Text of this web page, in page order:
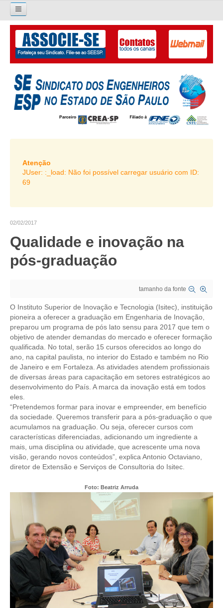
Pesquisar...
O SINDICATO
APRESENTAÇÃO
PALAVRA DO PRESIDENTE
DIRETORIA
LIVRO GESTÃO 2026-2029
SUBSEDES SINDICAIS
ORGANOGRAMA
CRESCE BRASIL
CONSELHO TECNOLÓGICO
CONSELHOS ASSESSORES
PERSONALIDADES DA TECNOLOGIA
NÚCLEO DA MULHER ENGENHEIRA
TRANSPARÊNCIA
JURÍDICO
CONSULTORIA
ACORDOS, CONVENÇÕES E DISSÍDIOS
CONTRIBUIÇÕES
CONTRIBUIÇÃO ASSISTENCIAL
CONTRIBUIÇÃO ASSOCIATIVA OU ANUIDADE DE SÓCIO
CONTRIBUIÇÃO SINDICAL URBANA
REVISÃO DE APOSENTADORIA
FGTS EXPURGOS
FGTS CORREÇÃO
Atenção
JUser: :_load: Não foi possível carregar usuário com ID:
69
02/02/2017
Qualidade e inovação na
pós-graduação
tamanho da fonte
O Instituto Superior de Inovação e Tecnologia (Isitec), instituição
pioneira a oferecer a graduação em Engenharia de Inovação,
preparou um programa de pós lato sensu para 2017 que tem o
objetivo de atender demandas do mercado e oferecer formação
qualificada. No total, serão 15 cursos oferecidos ao longo do
ano, na capital paulista, no interior do Estado e também no Rio
de Janeiro e em Fortaleza. As atividades atendem profissionais
de diversas áreas para capacitação em setores estratégicos ao
desenvolvimento do País. A marca da inovação está em todos
eles.
“Pretendemos formar para inovar e empreender, em benefício
da sociedade. Queremos transferir para a pós-graduação o que
acumulamos na graduação. Ou seja, oferecer cursos com
características diferenciadas, adicionando um ingrediente a
mais, uma disciplina ou atividade, que acrescente uma nova
visão, gerando novos conteúdos”, explica Antonio Octaviano,
diretor de Extensão e Serviços de Consultoria do Isitec.
Foto: Beatriz Arruda